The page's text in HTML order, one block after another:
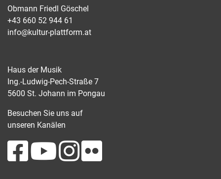
Obmann Friedl Göschel
+43 660 52 944 61
info@kultur-plattform.at
Haus der Musik
Ing.-Ludwig-Pech-Straße 7
5600 St. Johann im Pongau
Besuchen Sie uns auf
unseren Kanälen